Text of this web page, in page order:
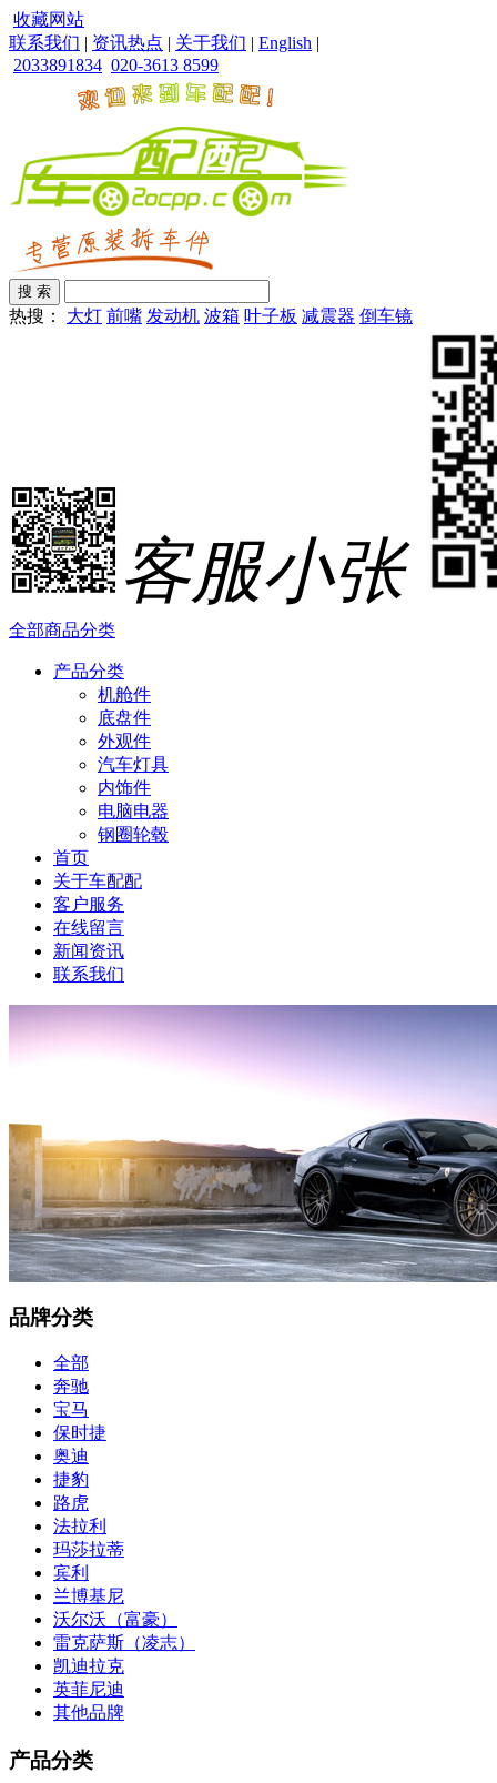
收藏网站
联系我们 | 资讯热点 | 关于我们 | English |
2033891834 020-3613 8599
热搜： 大灯 前嘴 发动机 波箱 叶子板 减震器 倒车镜
客服小张
全部商品分类
产品分类
机舱件
底盘件
外观件
汽车灯具
内饰件
电脑电器
钢圈轮毂
首页
关于车配配
客户服务
在线留言
新闻资讯
联系我们
品牌分类
全部
奔驰
宝马
保时捷
奥迪
捷豹
路虎
法拉利
玛莎拉蒂
宾利
兰博基尼
沃尔沃（富豪）
雷克萨斯（凌志）
凯迪拉克
英菲尼迪
其他品牌
产品分类